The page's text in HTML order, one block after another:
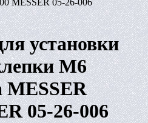
установки
М6
MESSER
05-26-006